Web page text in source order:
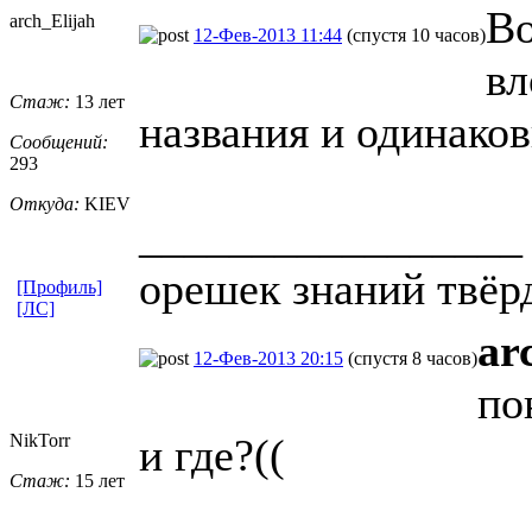
arch_Elijah
Стаж: 13 лет
Сообщений:
293
Откуда: KIEV
12-Фев-2013 11:44 (спустя 10 часов)
названия и
орешек знаний
[Профиль]
[ЛС]
NikTorr
Стаж: 15 лет
12-Фев-2013 20:15 (спустя 8 часов)
и где?((